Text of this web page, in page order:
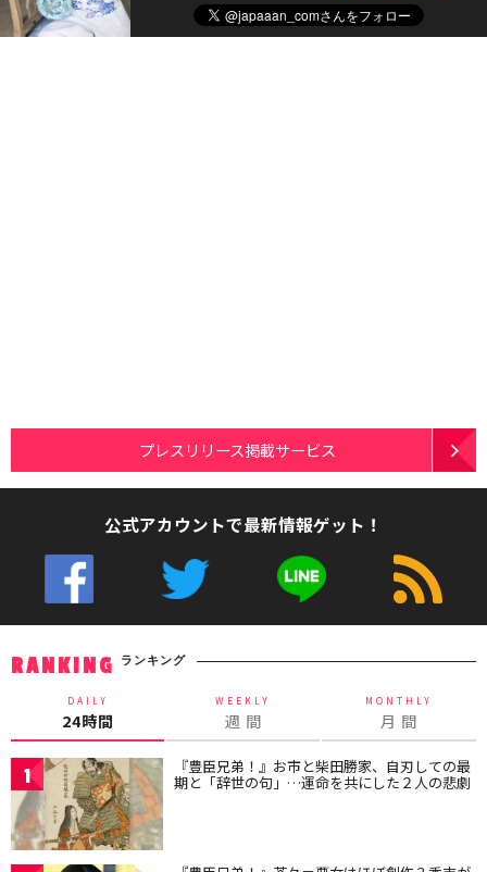
プレスリリース掲載サービス
公式アカウントで最新情報ゲット！
RANKING ランキング
DAILY
24時間
WEEKLY
週 間
MONTHLY
月 間
1 『豊臣兄弟！』お市と柴田勝家、自刃しての最
期と「辞世の句」…運命を共にした２人の悲劇